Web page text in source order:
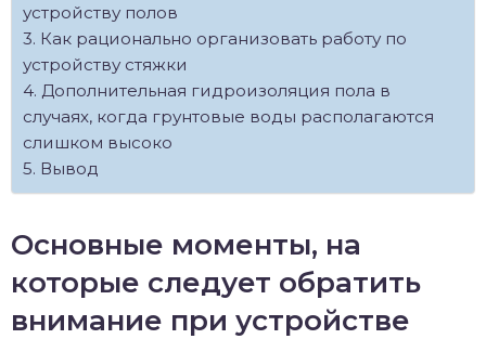
устройству полов
Как рационально организовать работу по
устройству стяжки
Дополнительная гидроизоляция пола в
случаях, когда грунтовые воды располагаются
слишком высоко
Вывод
Основные моменты, на
которые следует обратить
внимание при устройстве